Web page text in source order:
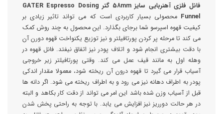
فانل فلزی آهنربایی سایز 58mm گتر GATER Espresso Dosing
Funnel محصولی بسیار کاربردی است که می تواند تاثیر زیادی بر
کیفیت قهوه اسپرسو شما برجای بگذارد. این محصول به چند روش کمک
می کند تا مرحله پر کردن پورتافیلتر و نیز توزیع یکنواخت قهوه دورن آن
با دقت بیشتری انجام شود و اتلاف پودر نیز اتفاق نیفتد. فانل قهوه در
وهله اول به مانند قیف عمل می کند. وقتی پورتافیلتر زیر خروجی
آسیاب قرار می گیرد تا قهوه درون آن ریخته شود، معمولا مقدار اندکی
پودر به اطراف دهانه نیز می رود و به اطراف ریخته می شود. اگر دانه ها
قبل از آسیاب وزن شده باشد این امر می تواند از دقت کار بکاهد و البته
در هر حالت دورریز نیز افزایش می یابد. با توجه به راحتی پخش شدن